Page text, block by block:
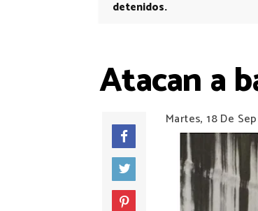
detenidos.
Atacan a
Martes, 18 De